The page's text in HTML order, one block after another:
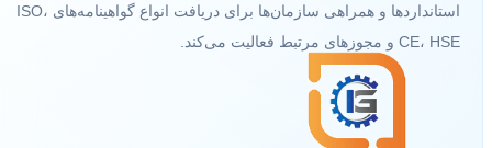
استانداردها و همراهی سازمان‌ها برای دریافت انواع گواهینامه‌های ISO،
CE، HSE و مجوزهای مرتبط فعالیت می‌کند.